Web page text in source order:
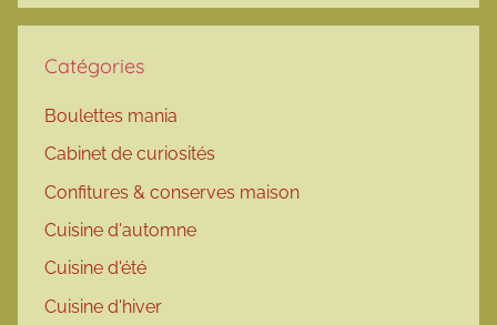
Catégories
Boulettes mania
Cabinet de curiosités
Confitures & conserves maison
Cuisine d'automne
Cuisine d'été
Cuisine d'hiver